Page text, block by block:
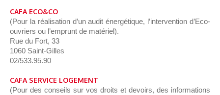
CAFA ECO&CO
(Pour la réalisation d’un audit énergétique, l’intervention d’Eco-
ouvriers ou l’emprunt de matériel).
Rue du Fort, 33
1060 Saint-Gilles
02/533.95.90
CAFA SERVICE LOGEMENT
(Pour des conseils sur vos droits et devoirs, des informations